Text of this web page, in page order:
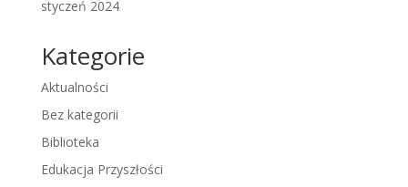
styczeń 2024
Kategorie
Aktualności
Bez kategorii
Biblioteka
Edukacja Przyszłości